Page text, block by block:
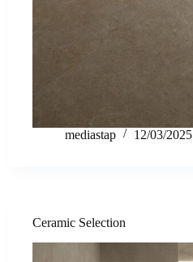
mediastap 12/03/2025
Ceramic Selection